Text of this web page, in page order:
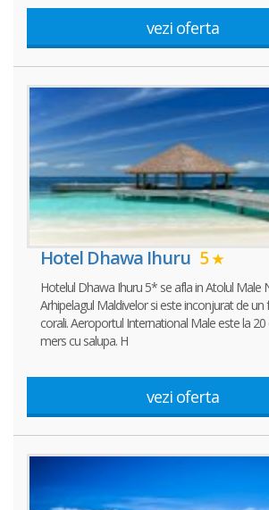
vezi oferta
Hotel Dhawa Ihuru 5
Hotelul Dhawa Ihuru 5* se afla in Atolul Male
Arhipelagul Maldivelor si este inconjurat de
corali. Aeroportul International Male este la
mers cu salupa. H
vezi oferta